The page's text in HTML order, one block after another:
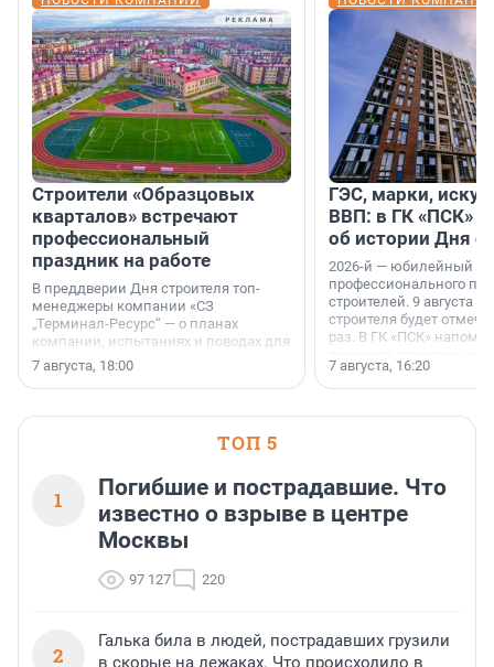
Строители «Образцовых
кварталов» встречают
профессиональный
праздник на работе
В преддверии Дня строителя топ-
менеджеры компании «СЗ
„Терминал-Ресурс“ — о планах
компании, испытаниях и поводах для
осторожного оптимизма.
7 августа, 18:00
ГЭС, марки,
ВВП: в ГК «ПСК»
об истории Дня
2026-й — юбилейный
профессионального
строителей. 9 августа
строителя будет
раз. В ГК «ПСК»
поменялась роль
7 августа, 16:20
ТОП 5
1
Погибшие и пострадавшие. Что
известно о взрыве в центре
Москвы
97 127 220
2
Галька била в людей, пострадавших грузили
в скорые на лежаках. Что происходило в